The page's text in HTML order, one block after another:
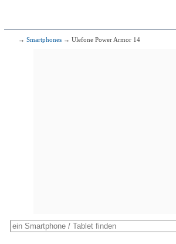
→ Smartphones → Ulefone Power Armor 14